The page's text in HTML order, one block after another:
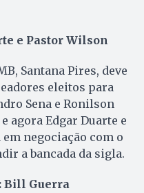
e Pastor Wilson
Santana Pires, deve
eleitos para
Sena e Ronilson
agora Edgar Duarte e
negociação com o
a bancada da sigla.
Bill Guerra